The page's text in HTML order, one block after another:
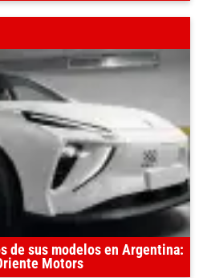
de sus modelos en Argentina:
Motors